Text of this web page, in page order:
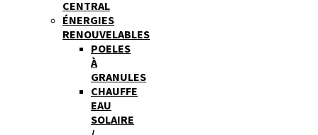
CENTRAL
ÉNERGIES
RENOUVELABLES
POELES
À
GRANULES
CHAUFFE
EAU
SOLAIRE